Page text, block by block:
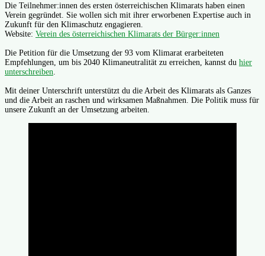
Die Teilnehmer:innen des ersten österreichischen Klimarats haben einen
Verein gegründet. Sie wollen sich mit ihrer erworbenen Expertise auch in
Zukunft für den Klimaschutz engagieren.
Website: Verein des österreichischen Klimarats der Bürger:innen
Die Petition für die Umsetzung der 93 vom Klimarat erarbeiteten
Empfehlungen, um bis 2040 Klimaneutralität zu erreichen, kannst du hier
unterschreiben
Mit deiner Unterschrift unterstützt du die Arbeit des Klimarats als Ganzes
und die Arbeit an raschen und wirksamen Maßnahmen. Die Politik muss für
unsere Zukunft an der Umsetzung arbeiten.